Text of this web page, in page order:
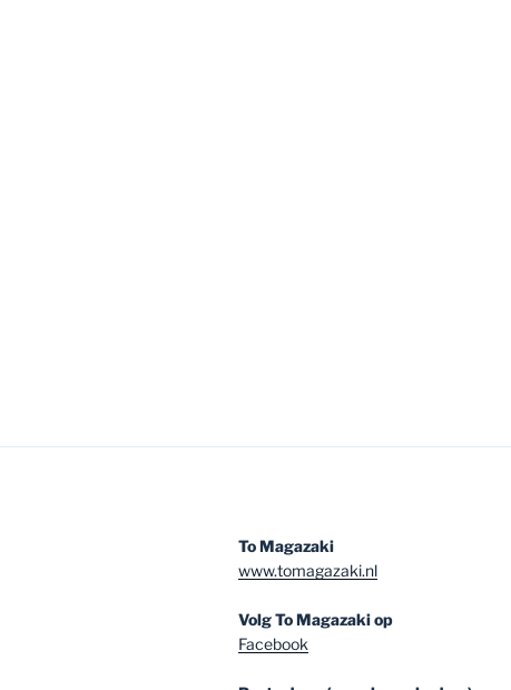
To Magazaki
www.tomagazaki.nl
Volg To Magazaki op
Facebook